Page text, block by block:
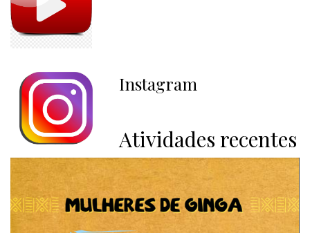
Instagram
Atividades recentes